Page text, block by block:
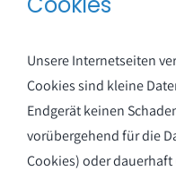
Unsere Internetseiten
Cookies sind kleine
Endgerät keinen
vorübergehend für die
Cookies) oder